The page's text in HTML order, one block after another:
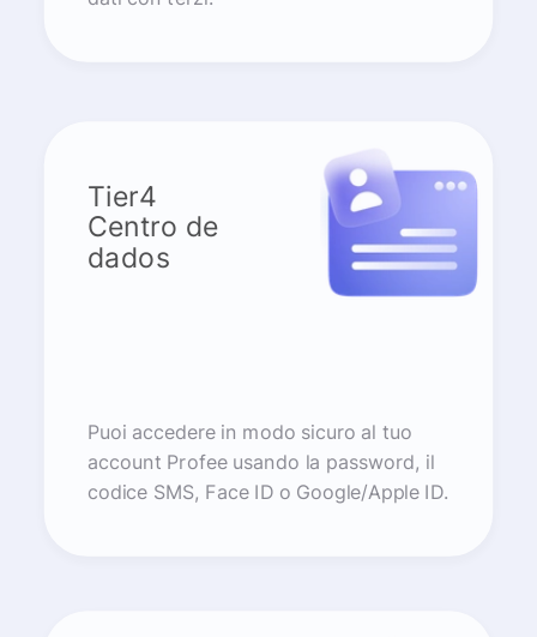
Tier4
Centro de
dados
Puoi accedere in modo sicuro al tuo
account Profee usando la password, il
codice SMS, Face ID o Google/Apple ID.